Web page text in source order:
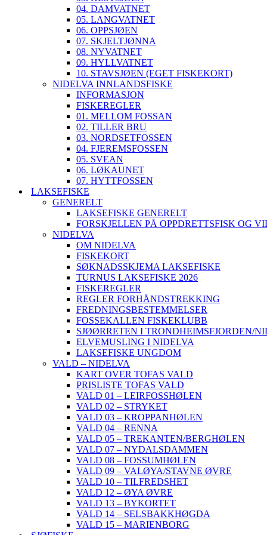
04. DAMVATNET
05. LANGVATNET
06. OPPSJØEN
07. SKJELTJØNNA
08. NYVATNET
09. HYLLVATNET
10. STAVSJØEN (EGET FISKEKORT)
NIDELVA INNLANDSFISKE
INFORMASJON
FISKEREGLER
01. MELLOM FOSSAN
02. TILLER BRU
03. NORDSETFOSSEN
04. FJEREMSFOSSEN
05. SVEAN
06. LØKAUNET
07. HYTTFOSSEN
LAKSEFISKE
GENERELT
LAKSEFISKE GENERELT
FORSKJELLEN PÅ OPPDRETTSFISK OG
NIDELVA
OM NIDELVA
FISKEKORT
SØKNADSSKJEMA LAKSEFISKE
TURNUS LAKSEFISKE 2026
FISKEREGLER
REGLER FORHÅNDSTREKKING
FREDNINGSBESTEMMELSER
FOSSEKALLEN FISKEKLUBB
SJØØRRETEN I TRONDHEIMSFJORDEN/
ELVEMUSLING I NIDELVA
LAKSEFISKE UNGDOM
VALD – NIDELVA
KART OVER TOFAS VALD
PRISLISTE TOFAS VALD
VALD 01 – LEIRFOSSHØLEN
VALD 02 – STRYKET
VALD 03 – KROPPANHØLEN
VALD 04 – RENNA
VALD 05 – TREKANTEN/BERGHØLEN
VALD 07 – NYDALSDAMMEN
VALD 08 – FOSSUMHØLEN
VALD 09 – VALØYA/STAVNE ØVRE
VALD 10 – TILFREDSHET
VALD 12 – ØYA ØVRE
VALD 13 – BYKORTET
VALD 14 – SELSBAKKHØGDA
VALD 15 – MARIENBORG